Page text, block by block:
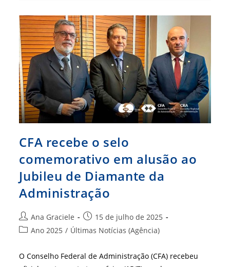
Visita
O
CFA
E
Reforça
Compromisso
Com
A
Valorização
Da
Profissão
CFA recebe o selo
comemorativo em alusão ao
Jubileu de Diamante da
Administração
Autor
do
Ana Graciele
Post
publicado:
15 de julho de 2025
Categoria
post:
Ano 2025 / Últimas Notícias (Agência)
O Conselho Federal de Administração (CFA) recebeu